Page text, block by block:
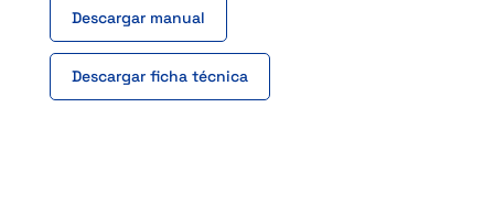
Descargar manual
Descargar ficha técnica